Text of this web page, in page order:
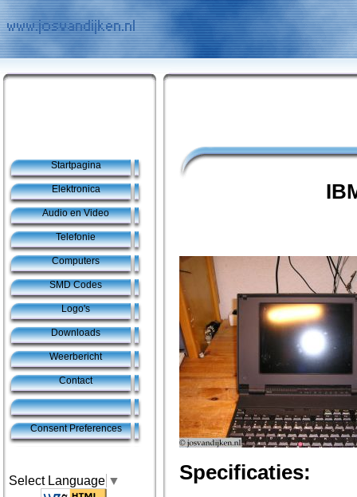
Startpagina
Elektronica
Audio en Video
Telefonie
Computers
SMD Codes
Logo's
Downloads
Weerbericht
Contact
Consent Preferences
Select Language ▼
Specificaties: